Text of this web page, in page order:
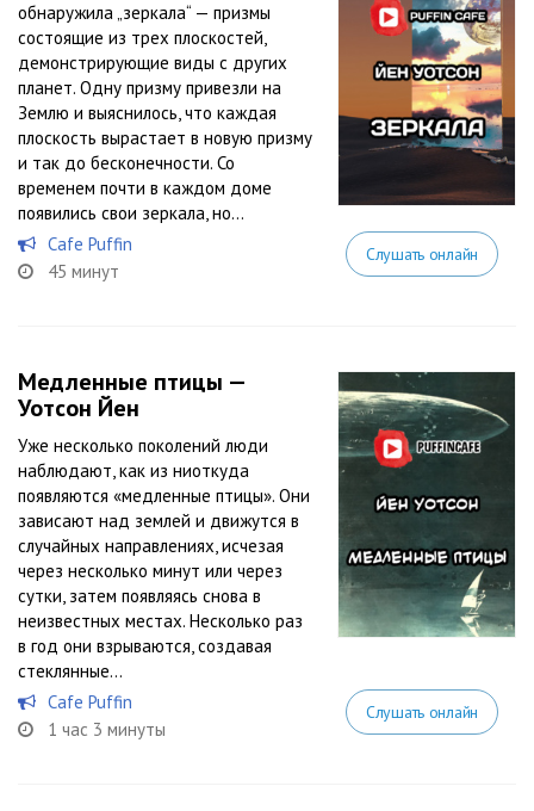
обнаружила „зеркала“ — призмы
состоящие из трех плоскостей,
демонстрирующие виды с других
планет. Одну призму привезли на
Землю и выяснилось, что каждая
плоскость вырастает в новую призму
и так до бесконечности. Со
временем почти в каждом доме
появились свои зеркала, но...
Cafe Puffin
45 минут
Слушать онлайн
Медленные птицы —
Уотсон Йен
Уже несколько поколений люди
наблюдают, как из ниоткуда
появляются «медленные птицы». Они
зависают над землей и движутся в
случайных направлениях, исчезая
через несколько минут или через
сутки, затем появляясь снова в
неизвестных местах. Несколько раз
в год они взрываются, создавая
стеклянные...
Cafe Puffin
1 час 3 минуты
Слушать онлайн